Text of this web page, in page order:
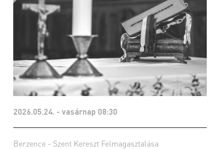
2026.05.24. - vasárnap 08:30
Berzence - Szent Kereszt Felmagasztalása